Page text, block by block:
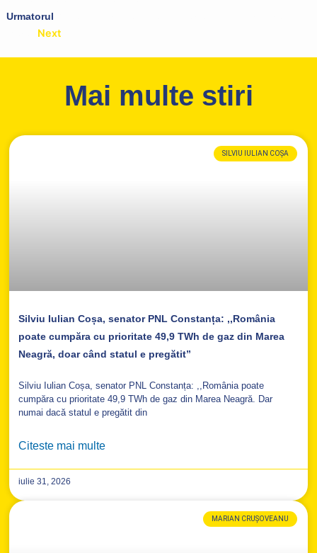
Urmatorul
Next
Mai multe stiri
SILVIU IULIAN COȘA
Silviu Iulian Coșa, senator PNL Constanța: ,,România
poate cumpăra cu prioritate 49,9 TWh de gaz din Marea
Neagră, doar când statul e pregătit”
Silviu Iulian Coșa, senator PNL Constanța: ,,România poate
cumpăra cu prioritate 49,9 TWh de gaz din Marea Neagră. Dar
numai dacă statul e pregătit din
Citeste mai multe
iulie 31, 2026
MARIAN CRUȘOVEANU